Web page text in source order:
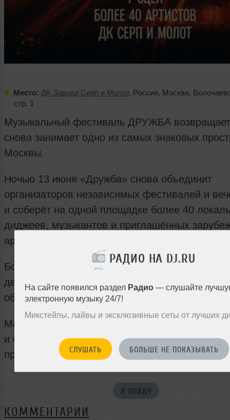
РАДИО НА DJ.RU
На сайте появился раздел Радио — слушайте
электронную музыку 24/7!
Микстейпы, лайвы и эксклюзивные сеты от лучших
СЛУШАТЬ БОЛЬШЕ НЕ ПОКАЗЫВАТЬ
Место: ДК Завода Серп и Молот, Россия, Москва,
стр. 1
Музыкальный фестиваль ДРУЖБА
снова занимает одно из самых знаковых
Москвы.
Ночью 13 июня «Дружба» снова объединит
организаторов независимых фестивалей и
и соберёт на одной площадке более 40
диджеев, музыкантов и приглашённых
артистов.
Более 5 000 квадратных метров музыки,
движения: несколько уровней, залы,
объекты превратятся в единый ночной
Масштабная встреча музыкальных сообществ,
и сцен в одном времени и пространстве 13
пространстве ДК завода Серп и молот.
Я ПОЙДУ
КОММЕНТАРИИ